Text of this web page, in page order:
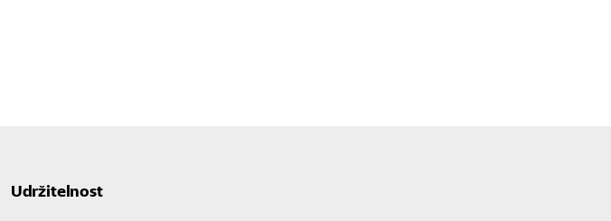
Udržitelnost